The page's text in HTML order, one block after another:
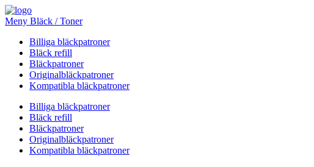
Meny Bläck / Toner
Billiga bläckpatroner
Bläck refill
Bläckpatroner
Originalbläckpatroner
Kompatibla bläckpatroner
Billiga bläckpatroner
Bläck refill
Bläckpatroner
Originalbläckpatroner
Kompatibla bläckpatroner